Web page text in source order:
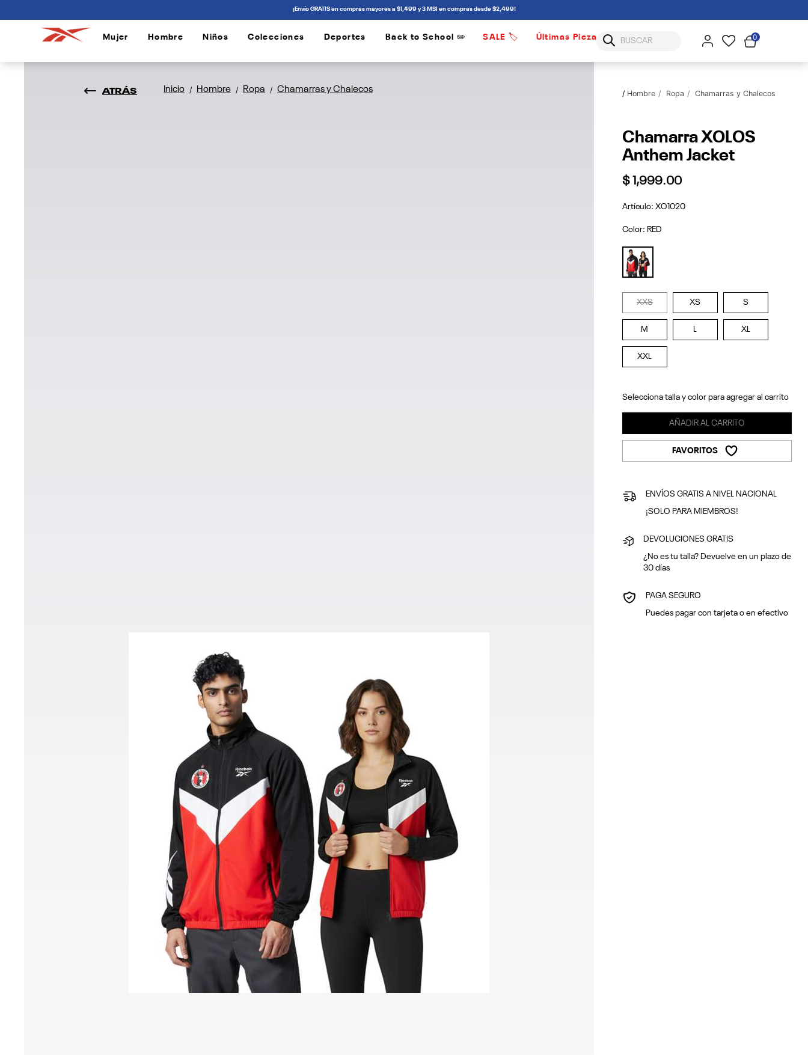
¡Envío GRATIS en compras mayores a $1,499 y 3 MSI en compras desde $2,499!
Mujer Hombre Niños Colecciones Deportes Back to School ✏️ SALE 🏷️ Últimas Piezas 0
ATRÁS Inicio / Hombre / Ropa / Chamarras y Chalecos Hombre Ropa Chamarras y Chalecos
Chamarra XOLOS
Anthem Jacket
$ 1,999.00
Artículo: XO1020
Color: RED
XXS XS S
M L XL
XXL
Selecciona talla y color para agregar al carrito
AÑADIR AL CARRITO
FAVORITOS
ENVÍOS GRATIS A NIVEL NACIONAL
¡SOLO PARA MIEMBROS!
DEVOLUCIONES GRATIS
¿No es tu talla? Devuelve en un plazo de
30 días
PAGA SEGURO
Puedes pagar con tarjeta o en efectivo